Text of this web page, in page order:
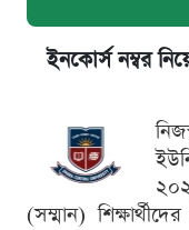
ইনকোর্স নম্বর
(সম্মান)